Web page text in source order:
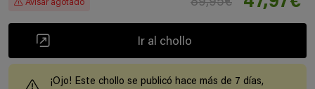
Avisar agotado
Ir al chollo
¡Ojo! Este chollo se publicó hace más de 7 días,